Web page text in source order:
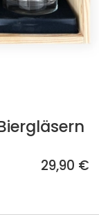
29,90 €